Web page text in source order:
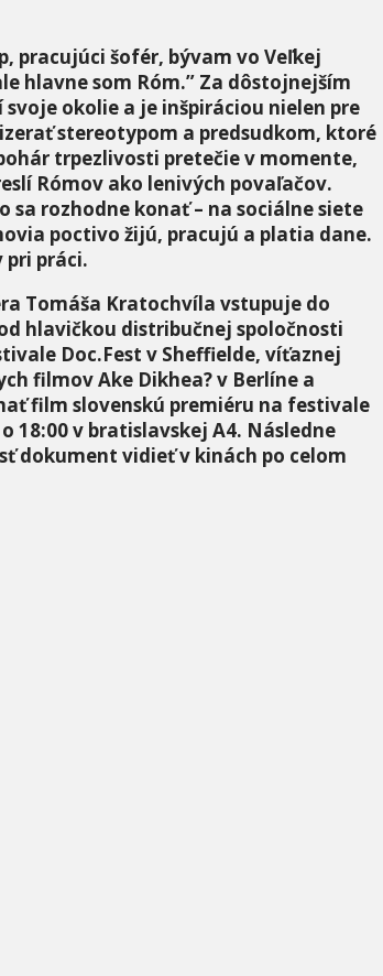
pracujúci šofér, bývam vo Veľkej
hlavne som Róm.” Za dôstojnejším
okolie a je inšpiráciou nielen pre
stereotypom a predsudkom, ktoré
trpezlivosti pretečie v momente,
Rómov ako lenivých povaľačov.
sa rozhodne konať – na sociálne siete
poctivo žijú, pracujú a platia dane.
práci.
Tomáša Kratochvíla vstupuje do
hlavičkou distribučnej spoločnosti
Doc.Fest v Sheffielde, víťaznej
filmov Ake Dikhea? v Berlíne a
film slovenskú premiéru na festivale
18:00 v bratislavskej A4. Následne
dokument vidieť v kinách po celom